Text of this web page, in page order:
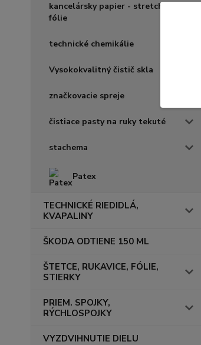
kancelársky papier - stretch
fólie
technické chemikálie
Vysokokvalitný čistič skla
značkovacie spreje
čistiace pasty na ruky tekuté
stachema
Patex
TECHNICKÉ RIEDIDLÁ,
KVAPALINY
ŠKODA ODTIENE 150 ML
ŠTETCE, RUKAVICE, FÓLIE,
STIERKY
PRIEM. SPOJKY,
RÝCHLOSPOJKY
VYZDVIHNUTIE DIELU